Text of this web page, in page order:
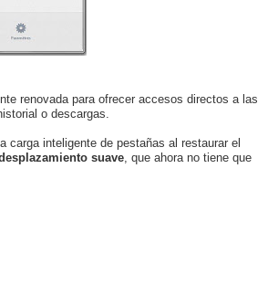
renovada para ofrecer accesos directos a las
o descargas.
la carga inteligente de pestañas al restaurar el
suave , que ahora no tiene que